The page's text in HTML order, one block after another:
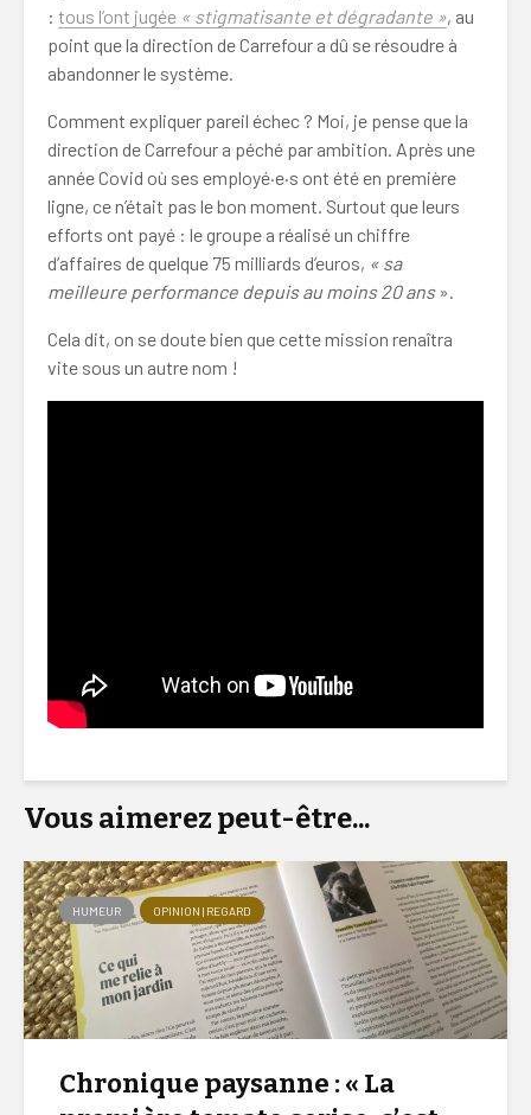
: tous l’ont jugée « stigmatisante et dégradante », au
point que la direction de Carrefour a dû se résoudre à
abandonner le système.
Comment expliquer pareil échec ? Moi, je pense que la
direction de Carrefour a péché par ambition. Après une
année Covid où ses employé·e·s ont été en première
ligne, ce n’était pas le bon moment. Surtout que leurs
efforts ont payé : le groupe a réalisé un chiffre
d’affaires de quelque 75 milliards d’euros, « sa
meilleure performance depuis au moins 20 ans ».
Cela dit, on se doute bien que cette mission renaîtra
vite sous un autre nom !
Vous aimerez peut-être...
HUMEUR OPINION | REGARD
Chronique paysanne : « La